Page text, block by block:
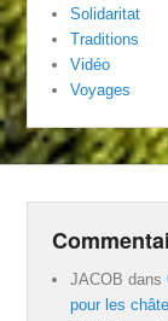
Solidaritat
Traditions
Vidéo
Voyages
JACOB dans
pour les